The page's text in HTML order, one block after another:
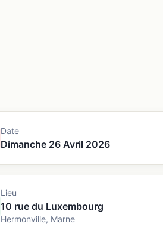
Date
Dimanche 26 Avril 2026
Lieu
10 rue du Luxembourg
Hermonville, Marne